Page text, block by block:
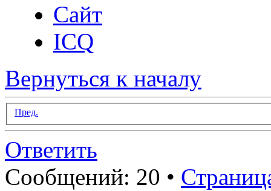
Сайт
ICQ
Вернуться к началу
Пред.
Ответить
Сообщений: 20 •